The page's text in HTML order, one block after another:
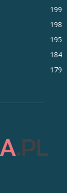
199
198
195
184
179